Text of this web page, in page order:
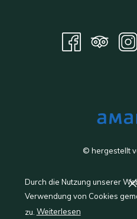
Durch die Nutzung unserer
Verwendung von Cookies
zu. Weiterlesen
© hergestellt